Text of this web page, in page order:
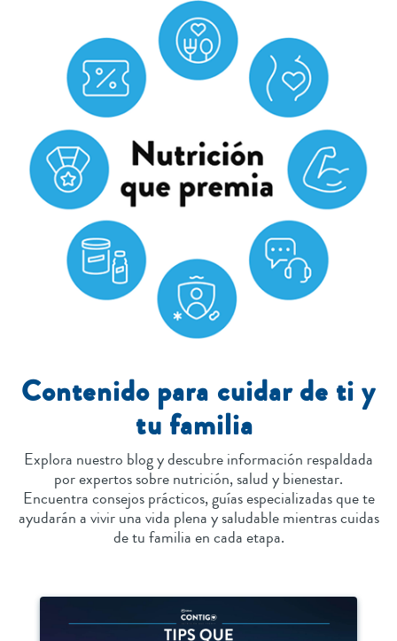
Contenido para cuidar de ti y
tu familia
Explora nuestro blog y descubre información respaldada
por expertos sobre nutrición, salud y bienestar.
Encuentra consejos prácticos, guías especializadas que te
ayudarán a vivir una vida plena y saludable mientras cuidas
de tu familia en cada etapa.